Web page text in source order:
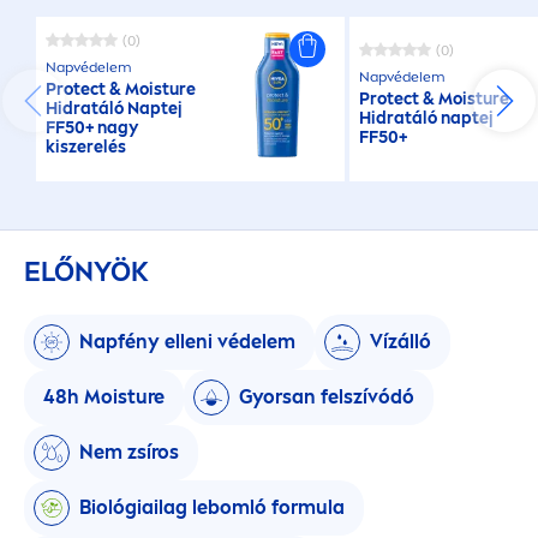
(0)
Napvédelem
Protect& Moisture
Hidratáló Naptej
FF50+ nagy
kiszerelés
(0)
Napvédelem
Protect& Moisture
Hidratáló naptej
FF50+
ELŐNYÖK
Napfény elleni védelem Vízálló
48h Moisture Gyorsan felszívódó
Nem zsíros
Biológiailag lebomló formula